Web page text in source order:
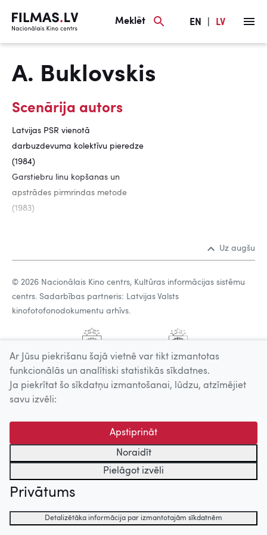
Meklēt EN LV
A. Buklovskis
Scenārija autors
Latvijas PSR vienotā
darbuzdevuma kolektīvu pieredze
(1984)
Garstiebru linu kopšanas un
apstrādes pirmrindas metode
(1983)
Uz augšu
© 2026 Nacionālais Kino centrs, Kultūras informācijas sistēmu
centrs. Sadarbības partneris: Latvijas Valsts
kinofotofonodokumentu arhīvs.
Ar Jūsu piekrišanu šajā vietnē var tikt izmantotas
funkcionālās un analītiski statistikās sīkdatnes.
Ja piekrītat šo sīkdatņu izmantošanai, lūdzu, atzīmējiet
savu izvēli:
Apstiprināt
Noraidīt
Pielāgot izvēli
Privātums
Detalizētāka informācija par izmantotajām sīkdatnēm